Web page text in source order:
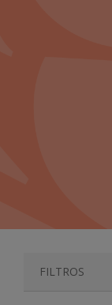
FILTROS